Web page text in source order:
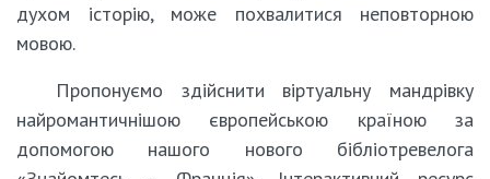
духом історію, може похвалитися неповторною
мовою.
Пропонуємо здійснити віртуальну мандрівку
найромантичнішою європейською країною за
допомогою нашого нового бібліотревелога